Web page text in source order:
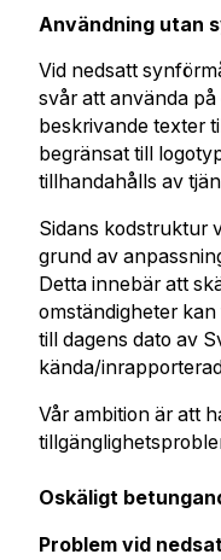
Användning utan
Vid nedsatt
svår att använda
beskrivande texter
begränsat till
tillhandahålls av
Sidans kodstruktur
grund av
Detta innebär att
omständigheter
till dagens dato av
kända/
Vår ambition är att
Oskäligt
Problem vid